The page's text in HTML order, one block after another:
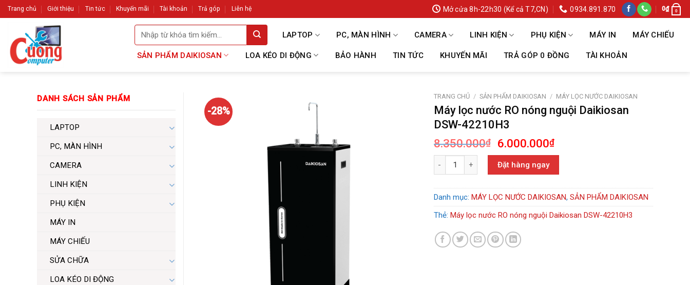
Skip
to
Trang chủ Giới thiệu Tin tức Khuyến mãi Tài khoản Trả góp Liên hệ Mở cửa 8h-22h30 (Kể cả T7,CN) 0934.891.870 0₫ 0
Tìm
kiếm:
LAPTOP PC, MÀN HÌNH CAMERA LINH KIỆN PHỤ KIỆN MÁY IN MÁY CHIẾU
SẢN PHẨM DAIKIOSAN LOA KÉO DI ĐỘNG BẢO HÀNH TIN TỨC KHUYẾN MÃI TRẢ GÓP 0 ĐỒNG TÀI KHOẢN
DANH SÁCH SẢN PHẨM
LAPTOP
PC, MÀN HÌNH
CAMERA
LINH KIỆN
PHỤ KIỆN
MÁY IN
MÁY CHIẾU
SỬA CHỮA
LOA KÉO DI ĐỘNG
-28%
TRANG CHỦ / SẢN PHẨM DAIKIOSAN / MÁY LỌC NƯỚC DAIKIOSAN
Máy lọc nước RO nóng nguội Daikiosan
DSW-42210H3
8.350.000₫
Giá
gốc
là:
8.350.000₫.
6.000.000₫Giá
hiện
là:
6.000.000₫.
Máy lọc nước RO nóng nguội Daikiosan DSW-42210H3 số lượng
Đặt hàng ngay
Danh mục: MÁY LỌC NƯỚC DAIKIOSAN, SẢN PHẨM DAIKIOSAN
Thẻ: Máy lọc nước RO nóng nguội Daikiosan DSW-42210H3